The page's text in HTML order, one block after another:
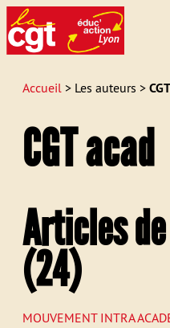
Accueil > Les auteurs >
CGTacad
Articles
(24)
MOUVEMENT INTRA